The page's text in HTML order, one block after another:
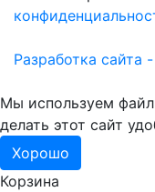
Разработка сайта
Мы используем
делать этот сайт
Хорошо
Корзина